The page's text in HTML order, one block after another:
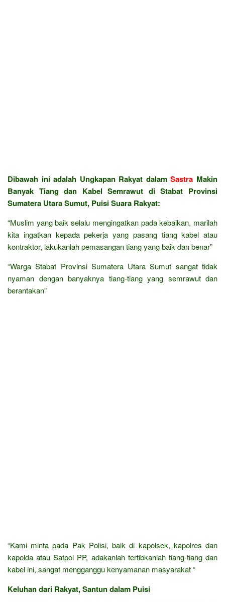
Dibawah ini adalah Ungkapan Rakyat dalamSastra Makin
Banyak Tiang dan Kabel Semrawut di Stabat Provinsi
Sumatera Utara Sumut, Puisi Suara Rakyat:
“Muslim yang baik selalu mengingatkan pada kebaikan, marilah
kita ingatkan kepada pekerja yang pasang tiang kabel atau
kontraktor, lakukanlah pemasangan tiang yang baik dan benar”
“Warga Stabat Provinsi Sumatera Utara Sumut sangat tidak
nyaman dengan banyaknya tiang-tiang yang semrawut dan
berantakan”
“Kami minta pada Pak Polisi, baik di kapolsek, kapolres dan
kapolda atau Satpol PP, adakanlah tertibkanlah tiang-tiang dan
kabel ini, sangat mengganggu kenyamanan masyarakat “
Keluhan dari Rakyat, Santun dalam Puisi